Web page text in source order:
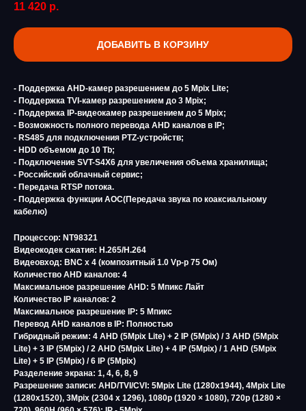
11 420 р.
ДОБАВИТЬ В КОРЗИНУ
- Поддержка AHD-камер разрешением до 5 Mpix Lite;
- Поддержка TVI-камер разрешением до 3 Mpix;
- Поддержка IP-видеокамер разрешением до 5 Mpix;
- Возможность полного перевода AHD каналов в IP;
- RS485 для подключения PTZ-устройств;
- HDD объемом до 10 Tb;
- Подключение SVT-S4X6 для увеличения объема хранилища;
- Российский облачный сервис;
- Передача RTSP потока.
- Поддержка функции АОС(Передача звука по коаксиальному
кабелю)
Процессор: NT98321
Видеокодек сжатия: H.265/H.264
Видеовход: BNC x 4 (композитный 1.0 Vp-p 75 Ом)
Количество AHD каналов: 4
Максимальное разрешение AHD: 5 Мпикс Лайт
Количество IP каналов: 2
Максимальное разрешение IP: 5 Мпикс
Перевод AHD каналов в IP: Полностью
Гибридный режим: 4 AHD (5Mpix Lite) + 2 IP (5Mpix) / 3 AHD (5Mpix
Lite) + 3 IP (5Mpix) / 2 AHD (5Mpix Lite) + 4 IP (5Mpix) / 1 AHD (5Mpix
Lite) + 5 IP (5Mpix) / 6 IP (5Mpix)
Разделение экрана: 1, 4, 6, 8, 9
Разрешение записи: AHD/TVI/CVI: 5Mpix Lite (1280х1944), 4Mpix Lite
(1280х1520), 3Mpix (2304 x 1296), 1080p (1920 × 1080), 720p (1280 ×